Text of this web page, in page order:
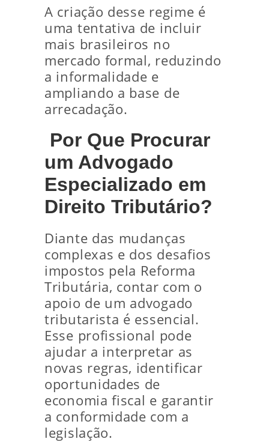
A criação desse regime é
uma tentativa de incluir
mais brasileiros no
mercado formal, reduzindo
a informalidade e
ampliando a base de
arrecadação.
Por Que Procurar
um Advogado
Especializado em
Direito Tributário?
Diante das mudanças
complexas e dos desafios
impostos pela Reforma
Tributária, contar com o
apoio de um advogado
tributarista é essencial.
Esse profissional pode
ajudar a interpretar as
novas regras, identificar
oportunidades de
economia fiscal e garantir
a conformidade com a
legislação.